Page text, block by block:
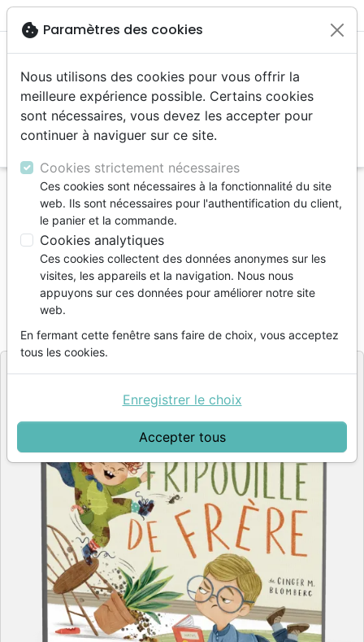
menu
Accueil Livres Enfants 4 à 6 ans
Histoires
Oscar et sa fripouille de frère
Oscar et sa fripouille de frère
Auteur :Ginger M. Blomberg| Illustrateur :
Samara Hardy
Référence
EditeurBLF Éditions
cookie Paramètres des cookies
Nous utilisons des cookies pour vous offrir la
meilleure expérience possible. Certains cookies
sont nécessaires, vous devez les accepter pour
continuer à naviguer sur ce site.
Cookies strictement nécessaires
Ces cookies sont nécessaires à la fonctionnalité du site
web. Ils sont nécessaires pour l'authentification du client,
le panier et la commande.
Cookies analytiques
Ces cookies collectent des données anonymes sur les
visites, les appareils et la navigation. Nous nous
appuyons sur ces données pour améliorer notre site
web.
En fermant cette fenêtre sans faire de choix, vous acceptez
tous les cookies.
Accepter tous
Enregistrer le choix